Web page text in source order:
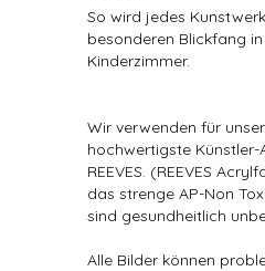
So wird jedes
besonderen Blickfang
Kinderzimmer.
Wir verwenden für
hochwertigste
REEVES. (REEVES
das strenge AP-Non
sind gesundheitlich
Alle Bilder können